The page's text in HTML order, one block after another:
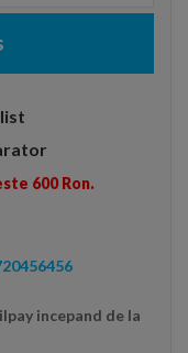
600 Ron.
incepand de la